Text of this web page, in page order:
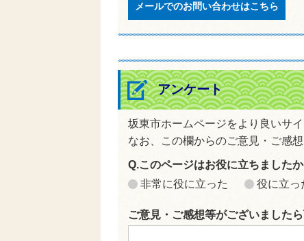
メールでのお問い合わせはこちら
アンケート
坂東市ホームページをより良いサ
なお、この欄からのご意見・ご感
Q.このページはお役に立ちましたか
非常に役に立った
役に立っ
ご意見・ご感想等がございました